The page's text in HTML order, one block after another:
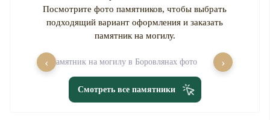
Посмотрите фото памятников, чтобы выбрать
подходящий вариант оформления и заказать
памятник на могилу.
‹ ›
Смотреть все памятники